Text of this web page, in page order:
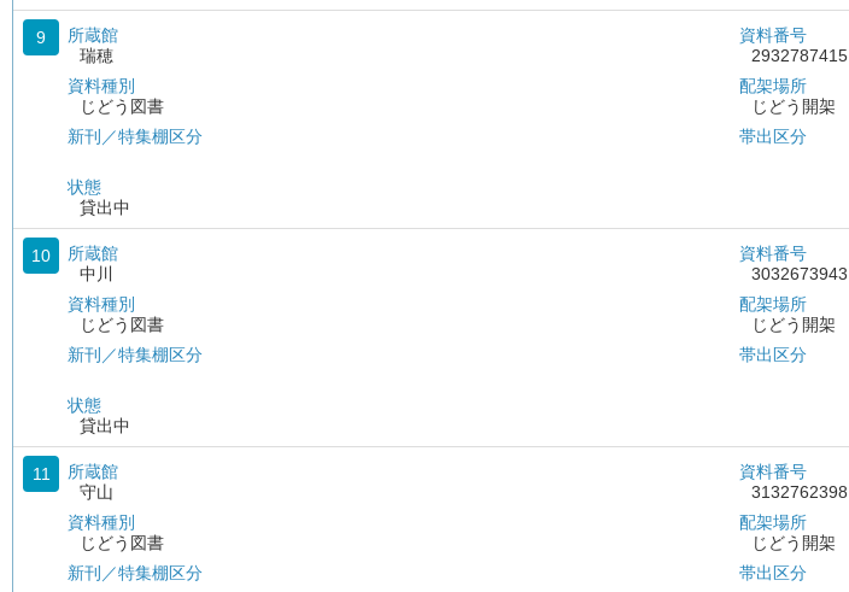
9
所蔵館
瑞穂
資料種別
じどう図書
新刊／特集棚区分
状態
貸出中
資料番号
2932787415
配架場所
じどう開架
帯出区分
10
所蔵館
中川
資料種別
じどう図書
新刊／特集棚区分
状態
貸出中
資料番号
3032673943
配架場所
じどう開架
帯出区分
11
所蔵館
守山
資料種別
じどう図書
新刊／特集棚区分
資料番号
3132762398
配架場所
じどう開架
帯出区分